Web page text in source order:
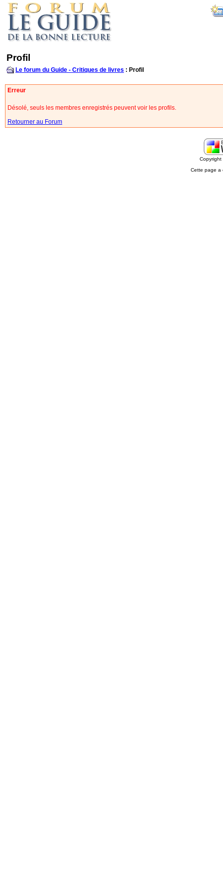
Profil
Le forum du Guide - Critiques de livres : Profil
Erreur
Désolé, seuls les membres enregistrés peuvent voir les profils.
Retourner au Forum
Cette page a